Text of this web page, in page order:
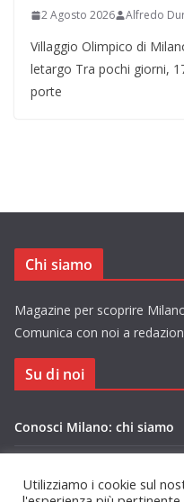
2 Agosto 2026 Alfredo
Villaggio Olimpico di
letargo Tra pochi giorni,
porte
Chi siamo
Magazine per scoprire
Comunica con noi a
Su di noi
Conosci Milano: chi siamo
Utilizziamo i cookie sul